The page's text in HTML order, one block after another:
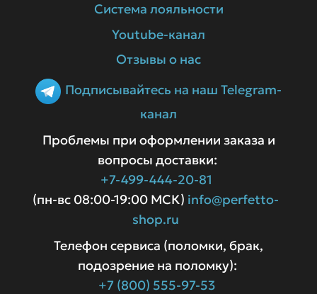
Система лояльности
Youtube-канал
Отзывы о нас
Подписывайтесь на наш Telegram-
канал
Проблемы при оформлении заказа и
вопросы доставки:
+7-499-444-20-81
(пн-вс 08:00-19:00 МСК) info@perfetto-
shop.ru
Телефон сервиса (поломки, брак,
подозрение на поломку):
+7 (800) 555-97-53